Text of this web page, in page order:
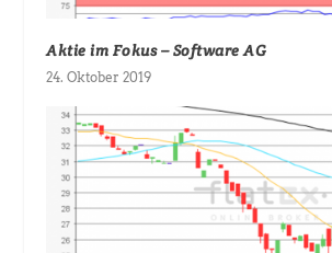
Aktie im Fokus – Software AG
24. Oktober 2019